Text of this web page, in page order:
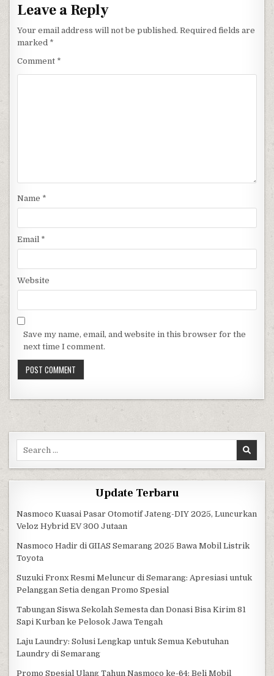
Leave a Reply
Your email address will not be published. Required fields are
marked *
Comment *
Name *
Email *
Website
Save my name, email, and website in this browser for the
next time I comment.
Update Terbaru
Nasmoco Kuasai Pasar Otomotif Jateng-DIY 2025, Luncurkan
Veloz Hybrid EV 300 Jutaan
Nasmoco Hadir di GIIAS Semarang 2025 Bawa Mobil Listrik
Toyota
Suzuki Fronx Resmi Meluncur di Semarang: Apresiasi untuk
Pelanggan Setia dengan Promo Spesial
Tabungan Siswa Sekolah Semesta dan Donasi Bisa Kirim 81
Sapi Kurban ke Pelosok Jawa Tengah
Laju Laundry: Solusi Lengkap untuk Semua Kebutuhan
Laundry di Semarang
Promo Spesial Ulang Tahun Nasmoco ke-64: Beli Mobil